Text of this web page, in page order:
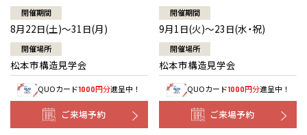
開催期間
8月22日(土)～31日(月)
開催場所
松本市構造見学会
QUOカード1000円分進呈中！
ご来場予約
開催期間
9月1日(火)～23日(水・祝)
開催場所
松本市構造見学会
QUOカード1000円分進呈中！
ご来場予約